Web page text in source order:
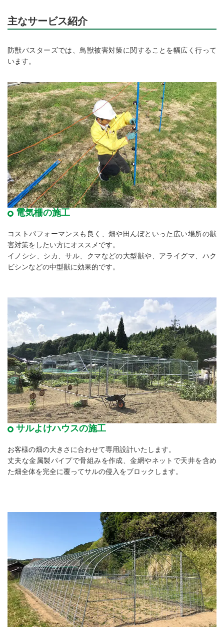
主なサービス紹介
防獣バスターズでは、鳥獣被害対策に関することを幅広く行って
います。
電気柵の施工
コストパフォーマンスも良く、畑や田んぼといった広い場所の獣
害対策をしたい方にオススメです。
イノシシ、シカ、サル、クマなどの大型獣や、アライグマ、ハク
ビシンなどの中型獣に効果的です。
サルよけハウスの施工
お客様の畑の大きさに合わせて専用設計いたします。
丈夫な金属製パイプで骨組みを作成、金網やネットで天井を含め
た畑全体を完全に覆ってサルの侵入をブロックします。